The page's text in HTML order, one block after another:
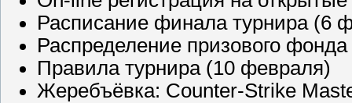
Расписание финала турнира (6
Распределение призового
Правила турнира (10 февраля)
Жеребъёвка: Counter-Strike